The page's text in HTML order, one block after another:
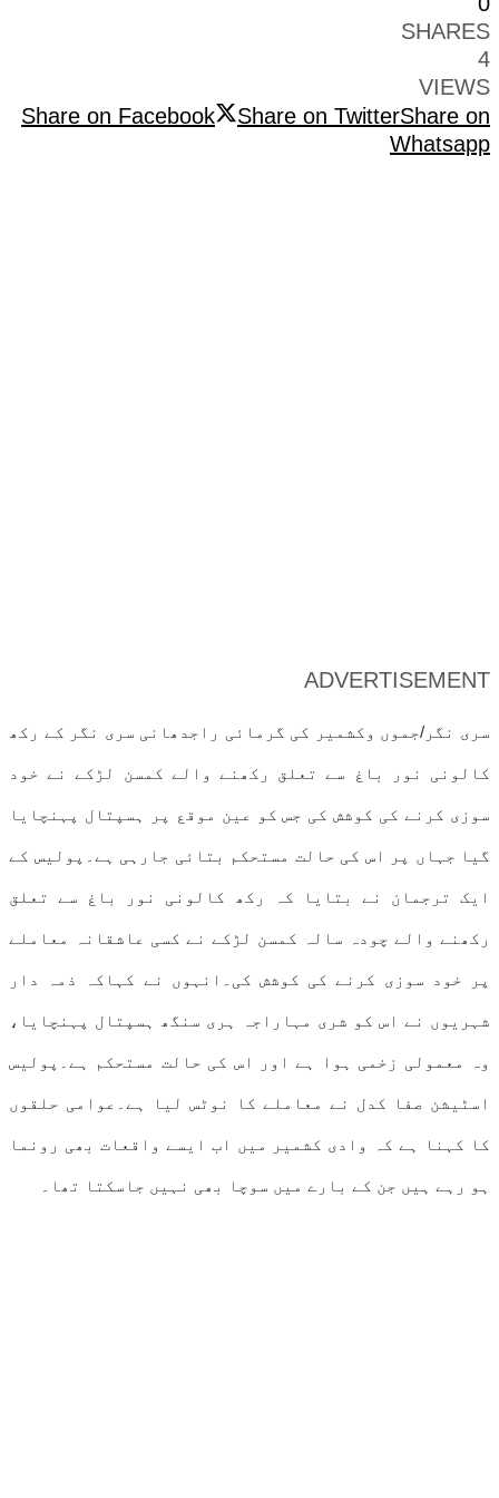
SHARES
4
VIEWS
Share on Facebook
Share on TwitterShare on
Whatsapp
ADVERTISEMENT
سری نگر/جموں وکشمیر کی گرمائی راجدھانی سری نگر کے رکھ
کالونی نور باغ سے تعلق رکھنے والے کمسن لڑکے نے خود
سوزی کرنے کی کوشش کی جس کو عین موقع پر ہسپتال پہنچایا
گیا جہاں پر اس کی حالت مستحکم بتائی جارہی ہے۔پولیس کے
ایک ترجمان نے بتایا کہ رکھ کالونی نور باغ سے تعلق
رکھنے والے چودہ سالہ کمسن لڑکے نے کسی عاشقانہ معاملے
پر خود سوزی کرنے کی کوشش کی۔انہوں نے کہاکہ ذمہ دار
شہریوں نے اس کو شری مہاراجہ ہری سنگھ ہسپتال پہنچایا،
وہ معمولی زخمی ہوا ہے اور اس کی حالت مستحکم ہے۔پولیس
اسٹیشن صفا کدل نے معاملے کا نوٹس لیا ہے۔عوامی حلقوں
کا کہنا ہے کہ وادی کشمیر میں اب ایسے واقعات بھی رونما
ہو رہے ہیں جن کے بارے میں سوچا بھی نہیں جاسکتا تھا۔